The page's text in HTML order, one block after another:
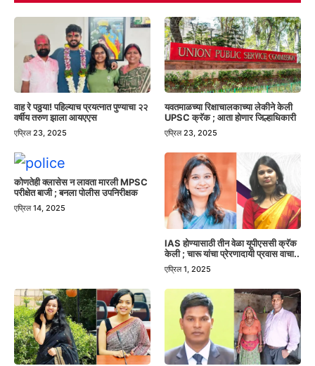
वाह रे पठ्ठया! पहिल्याच प्रयत्नात पुण्याचा २२
वर्षीय तरुण झाला आयएएस
एप्रिल 23, 2025
यवतमाळच्या रिक्षाचालकाच्या लेकीने केली
UPSC क्रॅक ; आता होणार जिल्हाधिकारी
एप्रिल 23, 2025
कोणतेही क्लासेस न लावता मारली MPSC
परीक्षेत बाजी ; बनला पोलीस उपनिरीक्षक
एप्रिल 14, 2025
IAS होण्यासाठी तीन वेळा यूपीएससी क्रॅक
केली ; चारू यांचा प्रेरणादायी प्रवास वाचा..
एप्रिल 1, 2025